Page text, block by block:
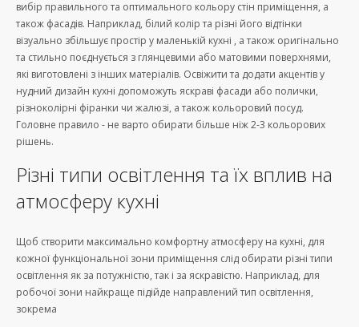
вибір правильного та оптимального кольору стін приміщення, а
також фасадів. Наприклад, білий колір та різні його відтінки
візуально збільшує простір у маленькій кухні , а також оригінально
та стильно поєднується з глянцевими або матовими поверхнями,
які виготовлені з інших матеріалів. Освіжити та додати акцентів у
нудний дизайн кухні допоможуть яскраві фасади або полички,
різноколірні фіранки чи жалюзі, а також кольоровий посуд.
Головне правило - не варто обирати більше ніж 2-3 кольорових
рішень.
Різні типи освітлення та їх вплив на
атмосферу кухні
Щоб створити максимально комфортну атмосферу на кухні, для
кожної функціональної зони приміщення слід обирати різні типи
освітлення як за потужністю, так і за яскравістю. Наприклад, для
робочої зони найкраще підійде направлений тип освітлення,
зокрема